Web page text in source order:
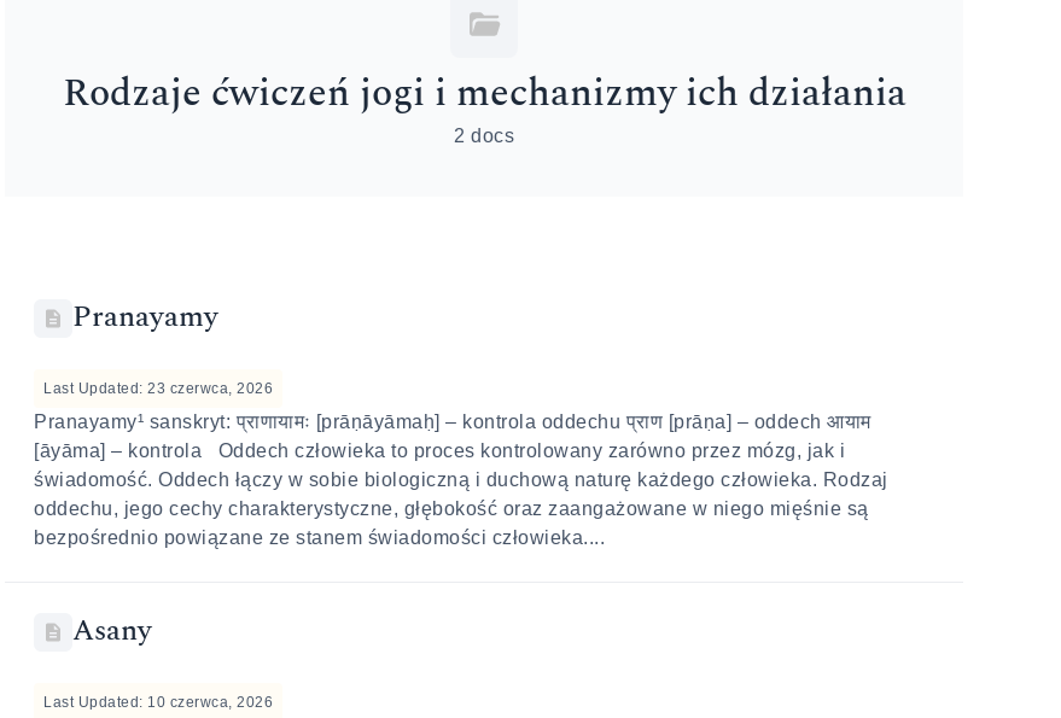
Rodzaje ćwiczeń jogi i mechanizmy ich działania
2 docs
Pranayamy
Last Updated: 23 czerwca, 2026
Pranayamy¹ sanskryt: प्राणायामः [prāṇāyāmaḥ] – kontrola oddechu प्राण [prāṇa] – oddech आयाम
[āyāma] – kontrola Oddech człowieka to proces kontrolowany zarówno przez mózg, jak i
świadomość. Oddech łączy w sobie biologiczną i duchową naturę każdego człowieka. Rodzaj
oddechu, jego cechy charakterystyczne, głębokość oraz zaangażowane w niego mięśnie są
bezpośrednio powiązane ze stanem świadomości człowieka....
Asany
Last Updated: 10 czerwca, 2026